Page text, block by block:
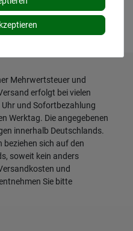
Mehrwertsteuer und
erfolgt bei vielen
und Sofortbezahlung
Werktag. Die angegebenen
innerhalb Deutschlands.
beziehen sich auf den
soweit kein anders
und
Sie bitte